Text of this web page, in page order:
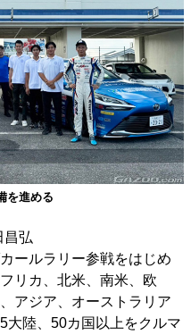
を進める
弘
ールラリー参戦をはじめ
リカ、北米、南米、欧
アジア、オーストラリア
大陸、50カ国以上をクルマ